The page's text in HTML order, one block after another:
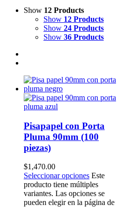
Show 12 Products
Show 12 Products
Show 24 Products
Show 36 Products
Pisapapel con Porta
Pluma 90mm (100
piezas)
$1,470.00
Seleccionar opciones Este
producto tiene múltiples
variantes. Las opciones se
pueden elegir en la página de